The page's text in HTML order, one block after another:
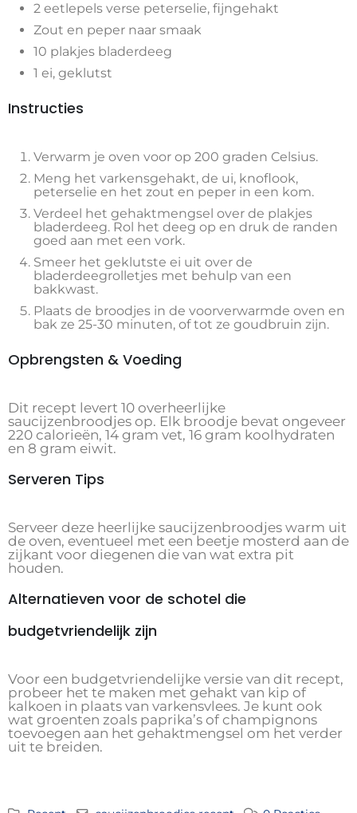
2 eetlepels verse peterselie, fijngehakt
Zout en peper naar smaak
10 plakjes bladerdeeg
1 ei, geklutst
Instructies
Verwarm je oven voor op 200 graden Celsius.
Meng het varkensgehakt, de ui, knoflook,
peterselie en het zout en peper in een kom.
Verdeel het gehaktmengsel over de plakjes
bladerdeeg. Rol het deeg op en druk de randen
goed aan met een vork.
Smeer het geklutste ei uit over de
bladerdeegrolletjes met behulp van een
bakkwast.
Plaats de broodjes in de voorverwarmde oven en
bak ze 25-30 minuten, of tot ze goudbruin zijn.
Opbrengsten & Voeding
Dit recept levert 10 overheerlijke
saucijzenbroodjes op. Elk broodje bevat ongeveer
220 calorieën, 14 gram vet, 16 gram koolhydraten
en 8 gram eiwit.
Serveren Tips
Serveer deze heerlijke saucijzenbroodjes warm uit
de oven, eventueel met een beetje mosterd aan de
zijkant voor diegenen die van wat extra pit
houden.
Alternatieven voor de schotel die
budgetvriendelijk zijn
Voor een budgetvriendelijke versie van dit recept,
probeer het te maken met gehakt van kip of
kalkoen in plaats van varkensvlees. Je kunt ook
wat groenten zoals paprika’s of champignons
toevoegen aan het gehaktmengsel om het verder
uit te breiden.